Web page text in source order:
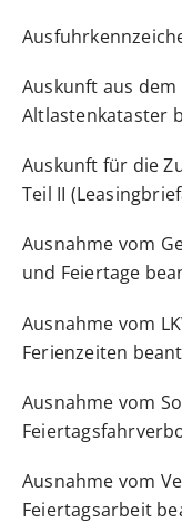
Auskunft aus
Altlastenkataster
Auskunft für die
Teil II
Ausnahme vom
und Feiertage
Ausnahme vom
Ferienzeiten
Ausnahme vom
Ausnahme vom
Feiertagsarbeit